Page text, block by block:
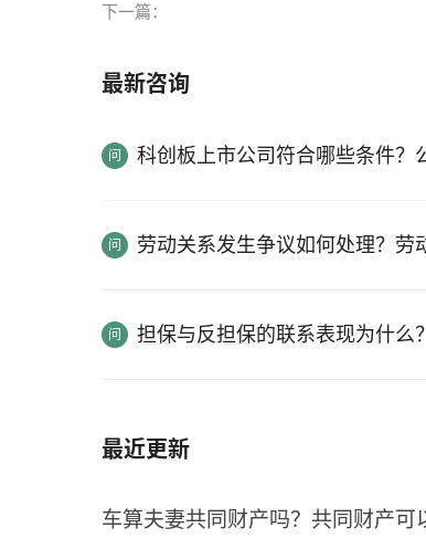
下一篇：
最新咨询
科创板上市公司符合哪些条件？
劳动关系发生争议如何处理？劳
担保与反担保的联系表现为什么
最近更新
车算夫妻共同财产吗？共同财产可